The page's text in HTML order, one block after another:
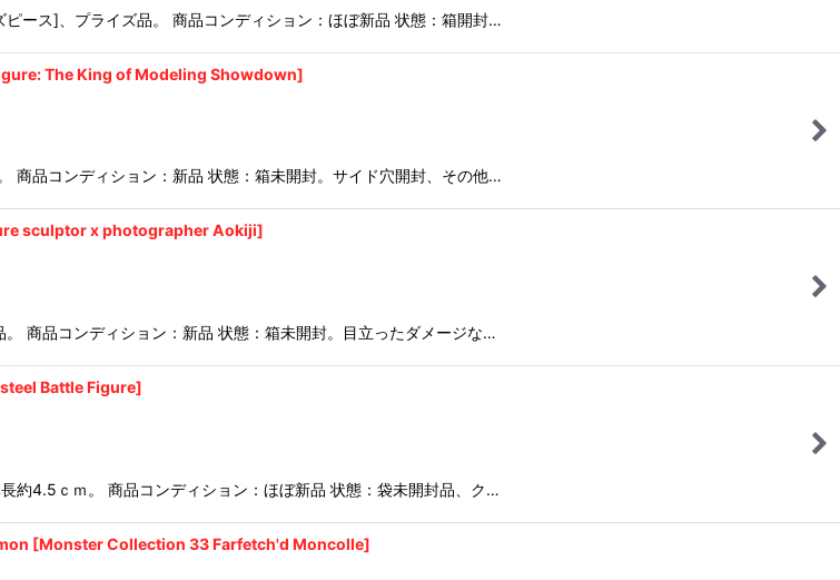
ス]、プライズ品。 商品コンディション：ほぼ新品 状態：箱開封…
The King of Modeling Showdown]
品コンディション：新品 状態：箱未開封。サイド穴開封、その他…
sculptor x photographer Aokiji]
商品コンディション：新品 状態：箱未開封。目立ったダメージな…
Battle Figure]
約4.5ｃｍ。 商品コンディション：ほぼ新品 状態：袋未開封品、ク…
[Monster Collection 33 Farfetch'd Moncolle]